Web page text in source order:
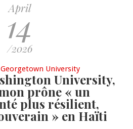
April
14
/2026
University,
prône « un
plus résilient,
» en Haïti